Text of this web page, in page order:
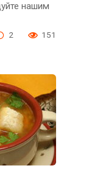
нашим
2 151